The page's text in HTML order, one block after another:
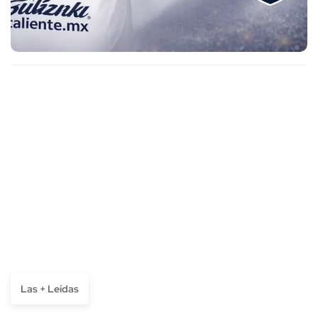
Las + Leídas